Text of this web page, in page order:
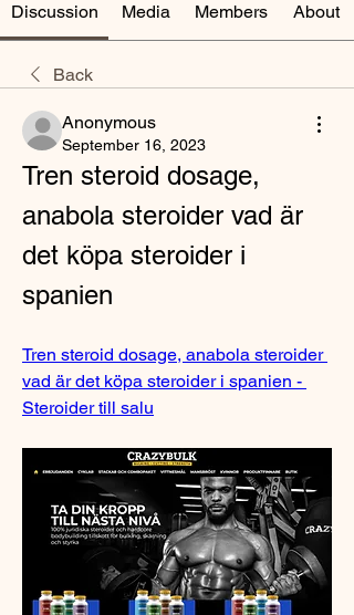
Discussion Media Members About
Back
Anonymous
September 16, 2023
Tren steroid dosage,
anabola steroider vad är
det köpa steroider i
spanien
Tren steroid dosage, anabola steroider
vad är det köpa steroider i spanien -
Steroider till salu